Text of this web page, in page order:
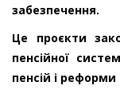
забезпечення.
Це проєкти
пенсійної
пенсій і реформи